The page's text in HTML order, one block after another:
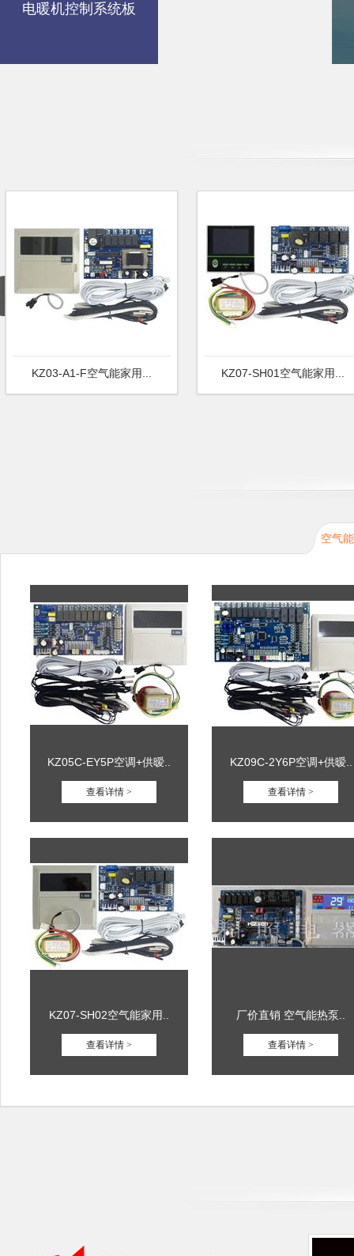
电暖机控制系统板
KZ03-A1-F空气能家用... KZ07-SH01空气能家用...
空气
KZ05C-EY5P空调+供暧..
查看详情 >
KZ09C-2Y6P空调+供暧..
查看详情 >
KZ07-SH02空气能家用..
查看详情 >
厂价直销 空气能热泵..
查看详情 >